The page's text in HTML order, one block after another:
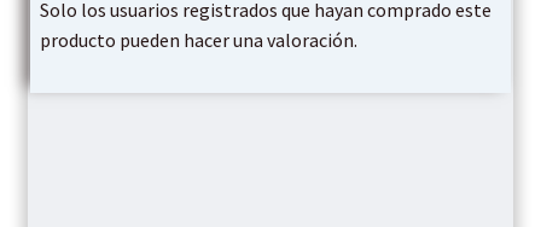
Solo los usuarios registrados que hayan comprado este
producto pueden hacer una valoración.